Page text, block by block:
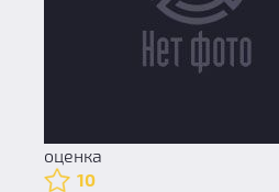
оценка
10